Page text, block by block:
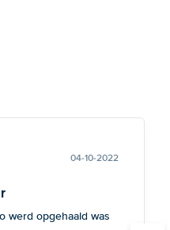
04-10-2022
werd opgehaald was